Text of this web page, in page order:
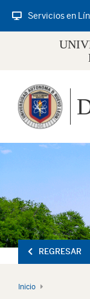
Servicios en
REGRESAR
Inicio